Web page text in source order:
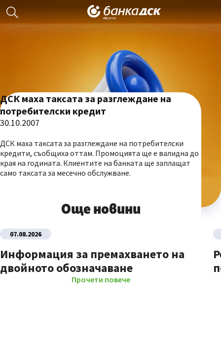
ДСК маха таксата за разглеждане на
потребителски кредит
30.10.2007
ДСК маха таксата за разглеждане на потребителски
кредити, съобщиха оттам. Промоцията ще е валидна до
края на годината. Клиентите на банката ще заплащат
само таксата за месечно обслужване.
Още новини
07.08.2026
Информация за премахването на
двойното обозначаване
Прочети повече